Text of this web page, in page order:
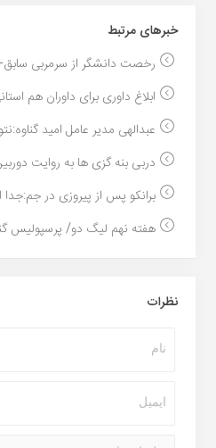
خبر‌های مرتبط
رخصت دانشگر از سرمربی
ابلاغ داوری برای داوران هم
عبدالهی مدیر عامل امید
دربى بنه گزى ها به روایت
برانکو پس از پیروزی در جم:جدا
هفته نهم لیگ دو/ پرسپولیس
نظرات